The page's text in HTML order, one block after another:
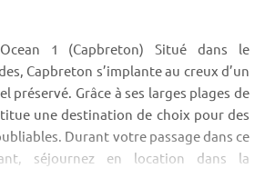
1 (Capbreton) Situé dans le
Capbreton s’implante au creux d’un
préservé. Grâce à ses larges plages de
une destination de choix pour des
Durant votre passage dans ce
séjournez en location dans la